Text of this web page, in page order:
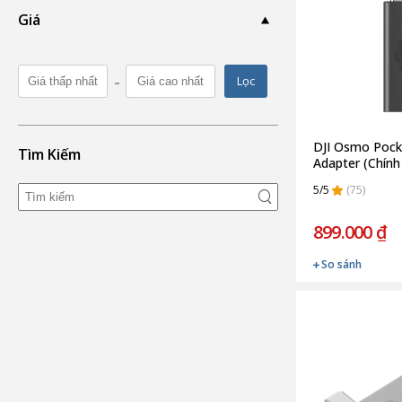
Giá
- Lọc
Tìm Kiếm
DJI Osmo
Adapter
5/5 (75)
899.000 ₫
So sánh